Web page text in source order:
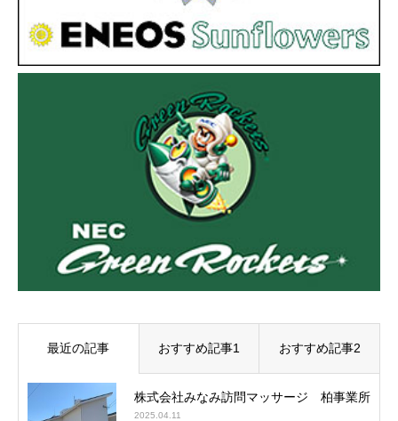
最近の記事 おすすめ記事1 おすすめ記事2
株式会社みなみ訪問マッサージ 柏事業所
2025.04.11